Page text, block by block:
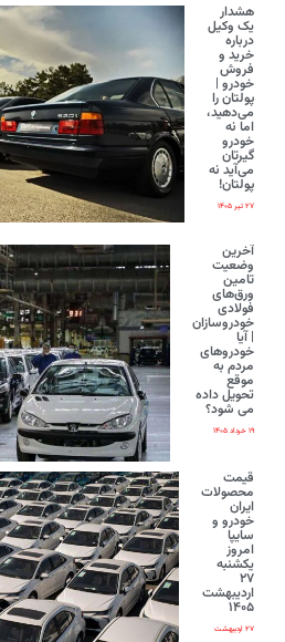
هشدار
یک وکیل
درباره
خرید و
فروش
خودرو |
پولتان را
می‌دهید،
اما نه
خودرو
گیرتان
می‌آید نه
پولتان!
۲۷ تیر ۱۴۰۵
آخرین
وضعیت
تامین
ورق‌های
فولادی
خودروسازان
| آیا
خودروهای
مردم به
موقع
تحویل داده
می شود؟
۱۹ خرداد ۱۴۰۵
قیمت
محصولات
ایران‌
خودرو و
سایپا
امروز
یکشنبه
۲۷
اردیبهشت
۱۴۰۵
۲۷ اردیبهشت